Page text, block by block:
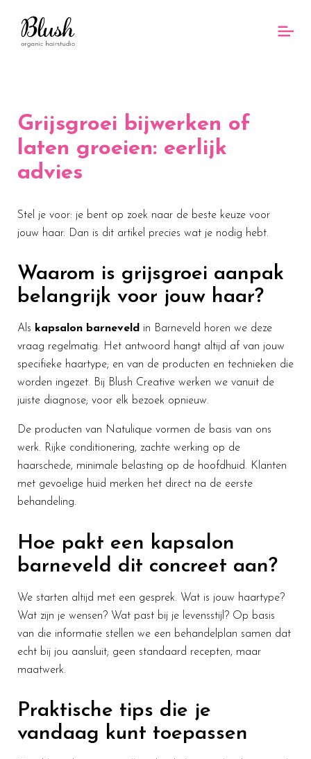
Grijsgroei bijwerken of
laten groeien: eerlijk
advies
Stel je voor: je bent op zoek naar de beste keuze voor
jouw haar. Dan is dit artikel precies wat je nodig hebt.
Waarom is grijsgroei aanpak
belangrijk voor jouw haar?
Als kapsalon barneveld in Barneveld horen we deze
vraag regelmatig. Het antwoord hangt altijd af van jouw
specifieke haartype; en van de producten en technieken die
worden ingezet. Bij Blush Creative werken we vanuit de
juiste diagnose; voor elk bezoek opnieuw.
De producten van Natulique vormen de basis van ons
werk. Rijke conditionering, zachte werking op de
haarschede, minimale belasting op de hoofdhuid. Klanten
met gevoelige huid merken het direct na de eerste
behandeling.
Hoe pakt een kapsalon
barneveld dit concreet aan?
We starten altijd met een gesprek. Wat is jouw haartype?
Wat zijn je wensen? Wat past bij je levensstijl? Op basis
van die informatie stellen we een behandelplan samen dat
echt bij jou aansluit; geen standaard recepten, maar
maatwerk.
Praktische tips die je
vandaag kunt toepassen